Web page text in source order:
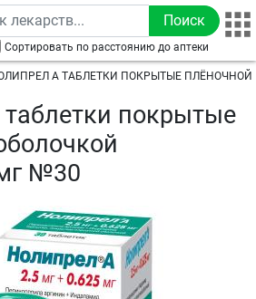
Сортировать по расстоянию до аптеки
А ТАБЛЕТКИ ПОКРЫТЫЕ ПЛЁНОЧНОЙ
покрытые
№30